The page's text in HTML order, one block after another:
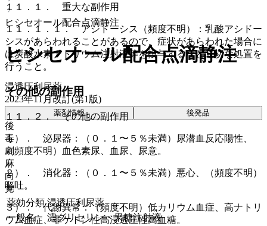
１１．１． 重大な副作用
１１．１．１． アシドーシス（頻度不明）：乳酸アシドー
シスがあらわれることがあるので、症状があらわれた場合に
は炭酸水素ナトリウム注射液等を投与するなど適切な処置を
行うこと。
その他の副作用
１１．２． その他の副作用
１）． 泌尿器：（０．１〜５％未満）尿潜血反応陽性、
（頻度不明）血色素尿、血尿、尿意。
２）． 消化器：（０．１〜５％未満）悪心、（頻度不明）
嘔吐。
３）． 代謝異常：（頻度不明）低カリウム血症、高ナトリ
ウム血症、非ケトン性高浸透圧性高血糖。
ヒシセオール配合点滴静注
ヒシセオール配合点滴静注
浸透圧利尿薬
2023年11月改訂(第1版)
薬剤情報 後発品
後
毒
劇
麻
向
覚
薬効分類 浸透圧利尿薬
一般名
濃グリセリン・果糖注射液